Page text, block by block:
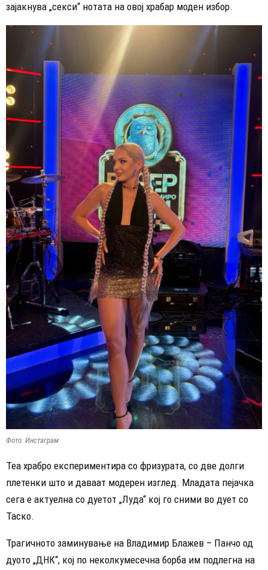
зајакнува „секси“ нотата на овој храбар моден избор.
Фото: Инстаграм
Теа храбро експериментира со фризурата, со две долги
плетенки што и даваат модерен изглед. Младата пејачка
сега е актуелна со дуетот „Луда“ кој го сними во дует со
Таско.
Трагичното заминување на Владимир Блажев – Панчо од
дуото „ДНК“, кој по неколкумесечна борба им подлегна на